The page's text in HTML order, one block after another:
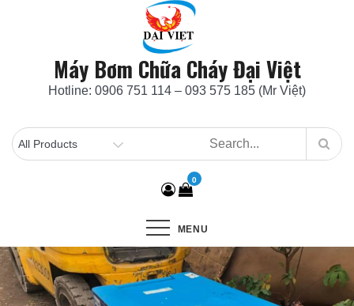
Máy Bơm Chữa Cháy Đại Việt
Hotline: 0906 751 114 – 093 575 185 (Mr Việt)
0
MENU